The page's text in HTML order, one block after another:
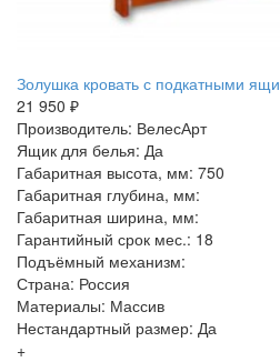
Золушка кровать с подкатными
21 950 ₽
Производитель: ВелесАрт
Ящик для белья: Да
Габаритная высота, мм: 750
Габаритная глубина, мм:
Габаритная ширина, мм:
Гарантийный срок мес.: 18
Подъёмный механизм:
Страна: Россия
Материалы: Массив
Нестандартный размер: Да
+